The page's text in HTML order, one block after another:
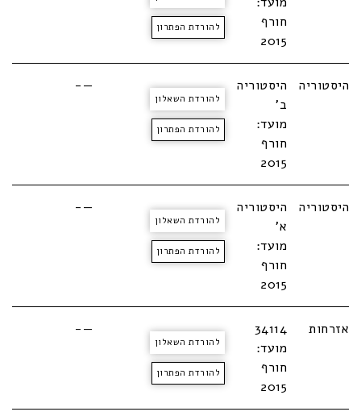
חורף
2015
להורדת הפתרון
היסטוריה
היסטוריה
ב'
מועד:
חורף
2015
להורדת השאלון
להורדת הפתרון
—-
היסטוריה
היסטוריה
א'
מועד:
חורף
2015
להורדת השאלון
להורדת הפתרון
—-
אזרחות
34114
מועד:
חורף
2015
להורדת השאלון
להורדת הפתרון
—-